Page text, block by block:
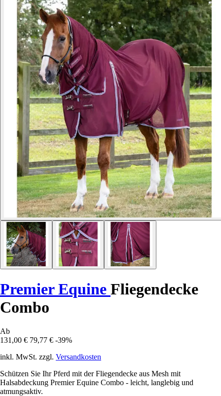
Premier Equine Fliegendecke
Combo
Ab
131,00 € 79,77 € -39%
inkl. MwSt. zzgl. Versandkosten
Schützen Sie Ihr Pferd mit der Fliegendecke aus Mesh mit
Halsabdeckung Premier Equine Combo - leicht, langlebig und
atmungsaktiv.